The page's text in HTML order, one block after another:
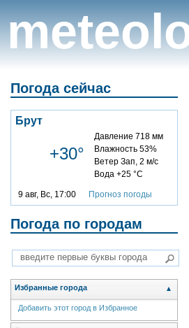
Погода сейчас
Брут
+30°
Давление 718 мм
Влажность 53%
Ветер Зап, 2 м/с
Вода +25 °C
9 авг, Вс, 17:00 Прогноз погоды
Погода по городам
Избранные города ▲
Добавить этот город в Избранное